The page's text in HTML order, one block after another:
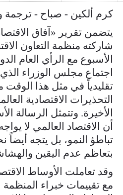
كرم ألكين - صباح -
يتضمن تقرير «آفاق
شاركته منظمة التعاون
الأسبوع مع الرأي العام
اجتماع مجلس الوزراء
تقليدياً في مثل هذا
التحذيرات الاقتصادية
الأخيرة. وتتمثل الرسالة
أن الاقتصاد العالمي لا
تباطؤ النمو، بل يتجه أيضاً
بتعاظم عدم اليقين
وقد تعاملت الأوساط
مع تقييمات خبراء المنظمة